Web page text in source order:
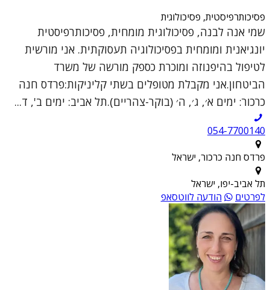
פסיכותרפיסטית, פסיכולוגית
שמי אנה לבנה, פסיכולוגית מומחית, פסיכותרפיסטית
יונגיאנית ומומחית בפסיכולוגיה תעסוקתית. אני מורשית
לטיפול בהיפנוזה ומוכרת כספק מורשה של משרד
הביטחון.אני מקבלת מטופלים בשתי קליניקות:פרדס חנה
כרכור: ימים א׳, ג׳, ה׳ (בוקר-צהריים).תל אביב: ימים ב', ד...
054-7700140
פרדס חנה כרכור, ישראל
תל אביב-יפו, ישראל
לפרטים
הודעה לווטסאפ